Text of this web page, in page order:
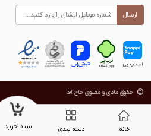
خانه دسته بندی سبد خرید
ارسال
© حقوق مادی و معنوی حاج آقا